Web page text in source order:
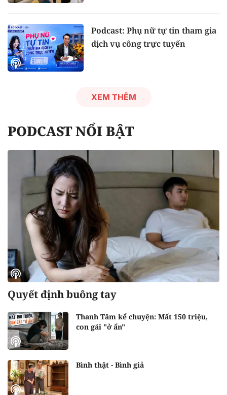
Podcast: Phụ nữ tự tin tham gia
dịch vụ công trực tuyến
XEM THÊM
PODCAST NỔI BẬT
Quyết định buông tay
Thanh Tâm kể chuyện: Mất 150 triệu,
con gái "ở ẩn"
Bình thật - Bình giả